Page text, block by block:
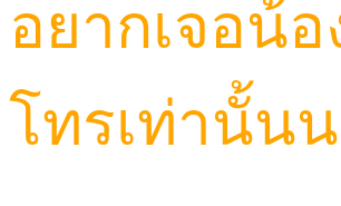
อยากเจอน้
โทรเท่านั้น